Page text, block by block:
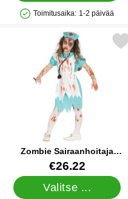
Saatavuus: Varastossa
Toimitusaika: 1-2 päivää
Zombie Sairaanhoitaja
Naamiaisasu Lapset
Tuote.nro 84640
€26.22
Valitse ...
zombie Sairaanhoitaja